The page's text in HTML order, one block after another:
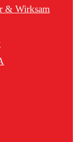
& Wirksam